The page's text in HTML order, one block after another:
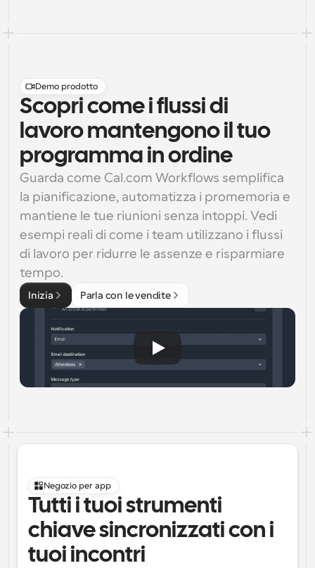
Demo prodotto
Scopri come i flussi di
lavoro mantengono il tuo
programma in ordine
Guarda come Cal.com Workflows semplifica
la pianificazione, automatizza i promemoria e
mantiene le tue riunioni senza intoppi. Vedi
esempi reali di come i team utilizzano i flussi
di lavoro per ridurre le assenze e risparmiare
tempo.
Inizia Parla con le vendite
Negozio per app
Tutti i tuoi strumenti
chiave sincronizzati con i
tuoi incontri